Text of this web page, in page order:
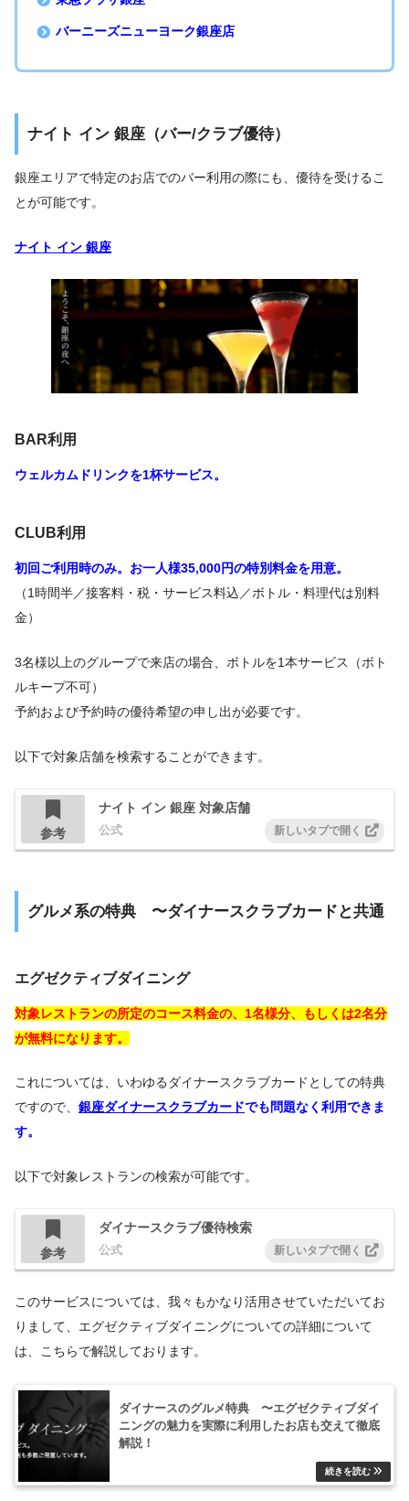
バーニーズニューヨーク銀座店
ナイト イン 銀座（バー/クラブ優待）
銀座エリアで特定のお店でのバー利用の際にも、優待を受けるこ
とが可能です。
ナイト イン 銀座
BAR利用
ウェルカムドリンクを1杯サービス。
CLUB利用
初回ご利用時のみ。 お一人様35,000円の特別料金を用意。
（1時間半／接客料・税・サービス料込／ボトル・料理代は別料
金）
3名様以上のグループで来店の場合、ボトルを1本サービス（ボト
ルキープ不可）
予約および予約時の優待希望の申し出が必要です。
以下で対象店舗を検索することができます。
参考
ナイト イン 銀座 対象店舗
公式
グルメ系の特典 〜ダイナースクラブカードと共通
エグゼクティブダイニング
対象レストランの所定のコース料金の、1名様分、もしくは2名分
が無料になります。
これについては、いわゆるダイナースクラブカードとしての特典
ですので、 銀座ダイナースクラブカードでも問題なく利用できま
す。
以下で対象レストランの検索が可能です。
参考
ダイナースクラブ優待検索
公式
このサービスについては、我々もかなり活用させていただいてお
りまして、エグゼクティブダイニングについての詳細について
は、こちらで解説しております。
ダイナースのグルメ特典 〜エグゼクティブダイ
ニングの魅力を実際に利用したお店も交えて徹底
解説！